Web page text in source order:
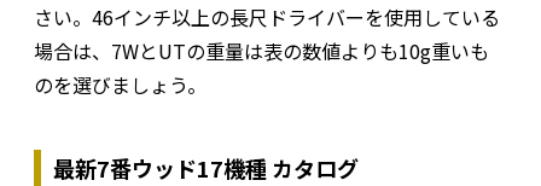
さい。46インチ以上の長尺ドライバーを使用している
場合は、7WとUTの重量は表の数値よりも10g重いも
のを選びましょう。
最新7番ウッド17機種 カタログ